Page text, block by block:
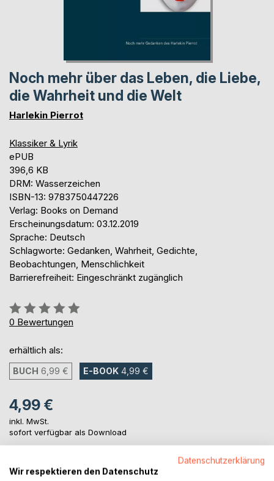
Noch mehr über das Leben, die Liebe,
die Wahrheit und die Welt
Harlekin Pierrot
Klassiker & Lyrik
ePUB
396,6 KB
DRM: Wasserzeichen
ISBN-13: 9783750447226
Verlag: Books on Demand
Erscheinungsdatum: 03.12.2019
Sprache: Deutsch
Schlagworte: Gedanken, Wahrheit, Gedichte,
Beobachtungen, Menschlichkeit
Barrierefreiheit: Eingeschränkt zugänglich
Bewertung::
0%
0 Bewertungen
erhältlich als:
BUCH 6,99 € E-BOOK 4,99 €
4,99 €
inkl. MwSt.
sofort verfügbar als Download
IN DEN WARENKORB
Datenschutzerklärung
Wir respektieren den Datenschutz